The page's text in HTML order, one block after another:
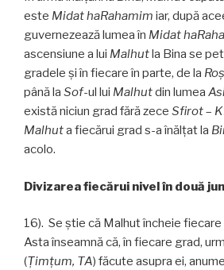
este Midat haRahamim iar, după
guvernezează lumea în Midat
ascensiune a lui Malhutla Bina se
gradele şi în fiecare în parte, de la Roş
până la Sof-ul lui Malhutdin lumea
există niciun grad fără zece Sfirot–
Malhuta fiecărui grad s-a înălţat la
acolo.
Divizarea fiecărui nivel în două
16). Se ştie că Malhut încheie
Asta înseamnă că, în fiecare grad,
(Ţimţum, TA) făcute asupra ei,